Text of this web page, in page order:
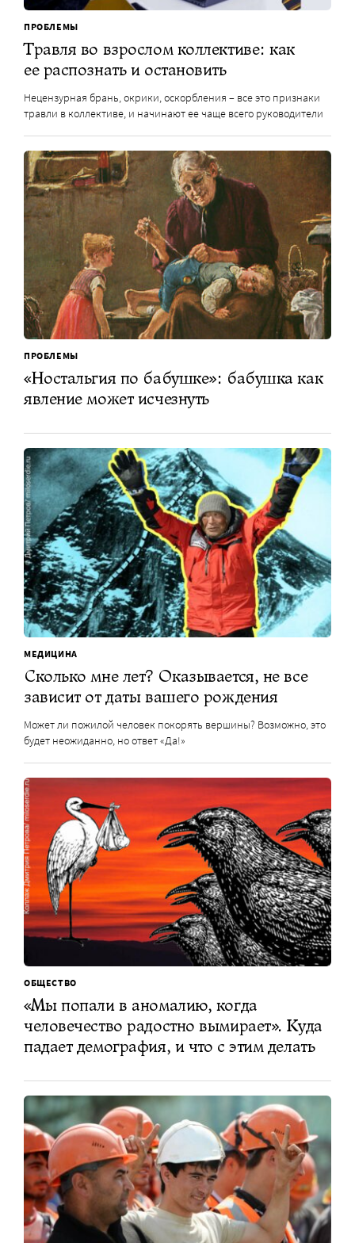
ПРОБЛЕМЫ
Травля во взрослом коллективе: как
ее распознать и остановить
Нецензурная брань, окрики, оскорбления – все это признаки
травли в коллективе, и начинают ее чаще всего руководители
ПРОБЛЕМЫ
«Ностальгия по бабушке»: бабушка как
явление может исчезнуть
МЕДИЦИНА
Сколько мне лет? Оказывается, не все
зависит от даты вашего рождения
Может ли пожилой человек покорять вершины? Возможно, это
будет неожиданно, но ответ «Да!»
ОБЩЕСТВО
«Мы попали в аномалию, когда
человечество радостно вымирает». Куда
падает демография, и что с этим делать